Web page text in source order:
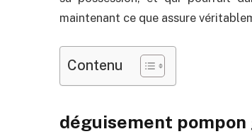
maintenant ce que assure
Contenu
déguisement